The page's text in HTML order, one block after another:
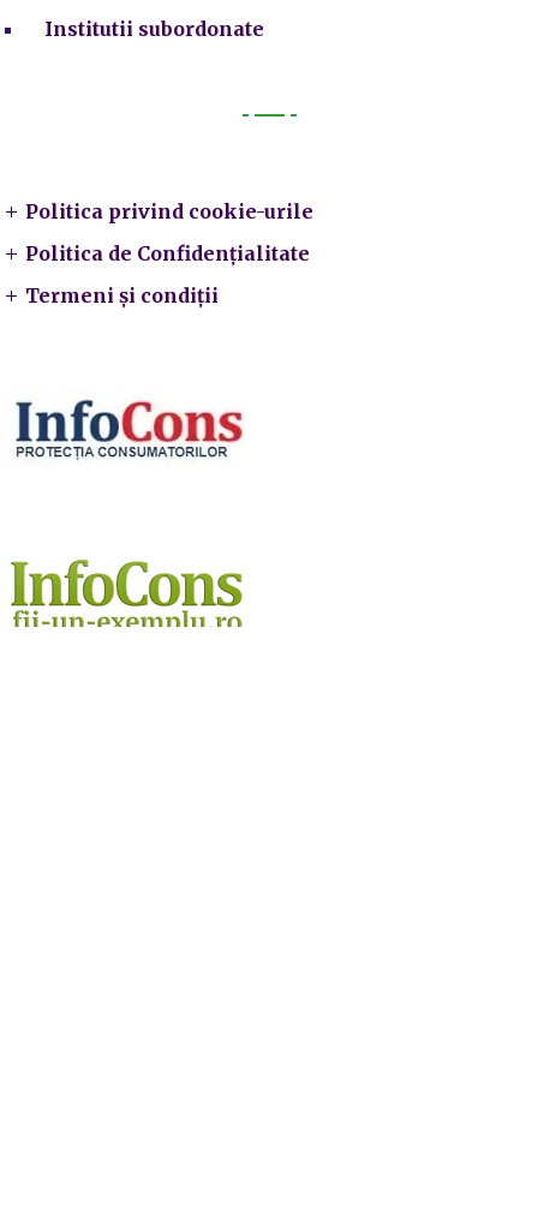
Institutii subordonate
Politica privind cookie-urile
Politica de Confidențialitate
Termeni și condiții